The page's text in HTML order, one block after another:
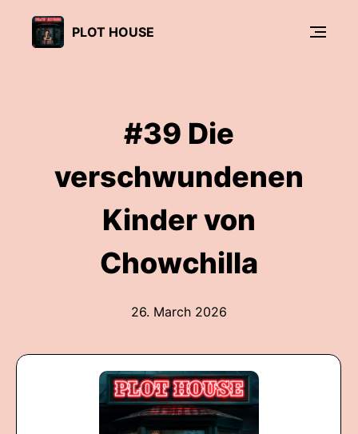
PLOT HOUSE
#39 Die
verschwundenen
Kinder von
Chowchilla
26. March 2026